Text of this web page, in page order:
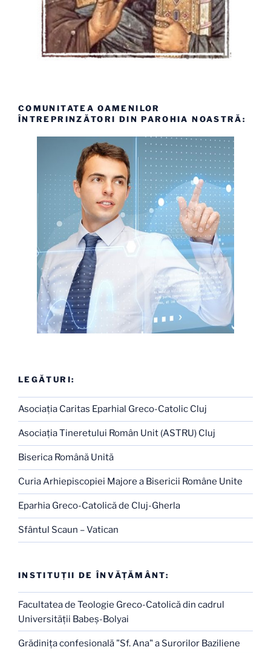
COMUNITATEA OAMENILOR
ÎNTREPRINZĂTORI DIN PAROHIA NOASTRĂ:
LEGĂTURI:
Asociaţia Caritas Eparhial Greco-Catolic Cluj
Asociaţia Tineretului Român Unit (ASTRU) Cluj
Biserica Română Unită
Curia Arhiepiscopiei Majore a Bisericii Române Unite
Eparhia Greco-Catolică de Cluj-Gherla
Sfântul Scaun – Vatican
INSTITUŢII DE ÎNVĂŢĂMÂNT:
Facultatea de Teologie Greco-Catolică din cadrul
Universităţii Babeş-Bolyai
Grădiniţa confesională "Sf. Ana" a Surorilor Baziliene